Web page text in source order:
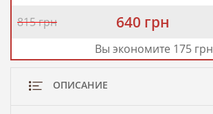
815 грн 640 грн
Вы экономите 175 грн
ОПИСАНИЕ